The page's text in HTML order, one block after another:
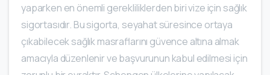
yaparken en önemli gerekliliklerden biri vize için sağlık
sigortasıdır. Bu sigorta, seyahat süresince ortaya
çıkabilecek sağlık masraflarını güvence altına almak
amacıyla düzenlenir ve başvurunun kabul edilmesi için